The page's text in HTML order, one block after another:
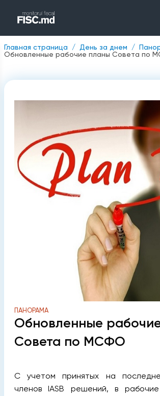
Главная страница День за днем
Обновленные рабочие планы Совета по
ПАНОРАМА
Обновленные
Совета по МСФО
С учетом принятых на
членов IASB решений, в